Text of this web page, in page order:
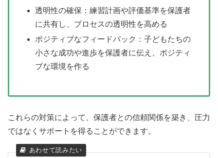
透明性の確保：練習計画や評価基準を保護者
に共有し、プロセスの透明性を高める
ポジティブなフィードバック：子どもたちの
小さな成功や進歩を保護者に伝え、ポジティ
ブな環境を作る
これらの対策によって、保護者との信頼関係を築き、圧力
ではなくサポートを得ることができます。